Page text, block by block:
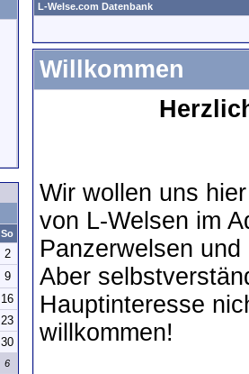
So
2
9
16
23
30
6
L-Welse.com Datenbank
Willkommen
Wir wollen uns
von L-Welsen im
Panzerwelsen
Aber
Hauptinteresse
willkommen!